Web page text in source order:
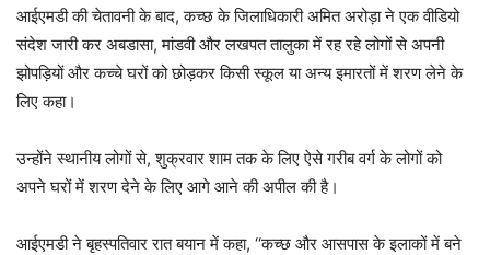
आईएमडी की चेतावनी के बाद, कच्छ के जिलाधिकारी अमित अरोड़ा ने एक वीडियो
संदेश जारी कर अबडासा, मांडवी और लखपत तालुका में रह रहे लोगों से अपनी
झोपड़ियों और कच्चे घरों को छोड़कर किसी स्कूल या अन्य इमारतों में शरण लेने के
लिए कहा।
उन्होंने स्थानीय लोगों से, शुक्रवार शाम तक के लिए ऐसे गरीब वर्ग के लोगों को
अपने घरों में शरण देने के लिए आगे आने की अपील की है।
आईएमडी ने बृहस्पतिवार रात बयान में कहा, ‘‘कच्छ और आसपास के इलाकों में बने